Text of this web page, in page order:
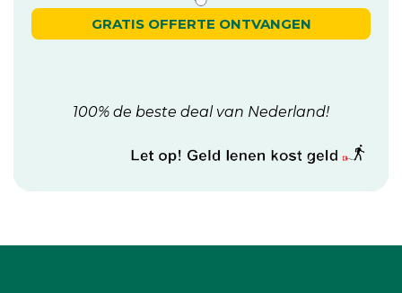
GRATIS OFFERTE ONTVANGEN
100% de beste deal van Nederland!